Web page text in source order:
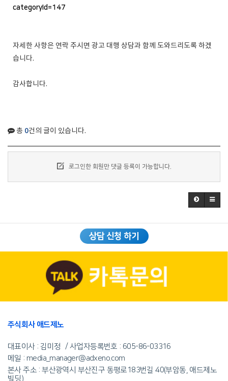
categoryId=147
자세한 사항은 연락 주시면 광고 대행 상담과 함께 도와드리도록 하겠
습니다.
감사합니다.
총 0건의 글이 있습니다.
로그인한 회원만 댓글 등록이 가능합니다.
상담 신청 하기
주식회사 애드제노
대표이사 : 김미정 사업자등록번호 : 605-86-03316
메일 : media_manager@adxeno.com
본사 주소 : 부산광역시 부산진구 동평로183번길 40(부암동, 애드제노
빌딩)